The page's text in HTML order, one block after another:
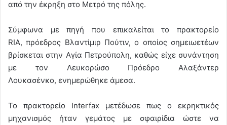
από την έκρηξη στο Μετρό της πόλης.
Σύμφωνα με πηγή που επικαλείται το πρακτορείο
RIA, πρόεδρος Βλαντίμιρ Πούτιν, ο οποίος σημειωετέων
βρίσκεται στην Αγία Πετρούπολη, καθώς είχε συνάντηση
με τον Λευκορώσο Πρόεδρο Αλαξάντερ
Λουκασένκο, ενημερώθηκε άμεσα.
Το πρακτορείο Interfax μετέδωσε πως ο εκρηκτικός
μηχανισμός ήταν γεμάτος με σφαιρίδια ώστε να